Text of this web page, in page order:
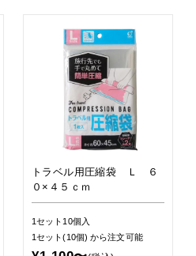
トラベル用圧縮袋 Ｌ ６
０×４５ｃｍ
1セット10個入
1セット(10個)から注文可能